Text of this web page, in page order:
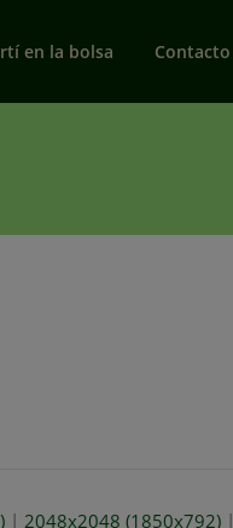
en la bolsa Contacto
| 2048x2048 (1850x792) |